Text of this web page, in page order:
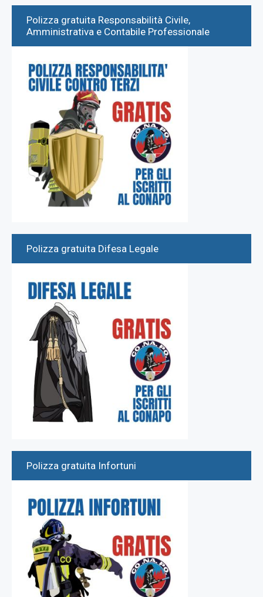
Polizza gratuita Responsabilità Civile,
Amministrativa e Contabile Professionale
Polizza gratuita Difesa Legale
Polizza gratuita Infortuni